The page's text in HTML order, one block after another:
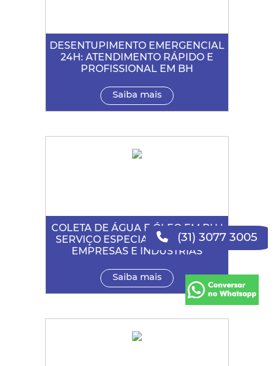
DESENTUPIMENTO EMERGENCIAL
24H: ATENDIMENTO RÁPIDO E
PROFISSIONAL EM BH
Saiba mais
COLETA DE ÁGUA E ÓLEO EM BH |
SERVIÇO ESPECIALIZADO PARA
EMPRESAS E INDÚSTRIAS
Saiba mais
(31) 3077 3005